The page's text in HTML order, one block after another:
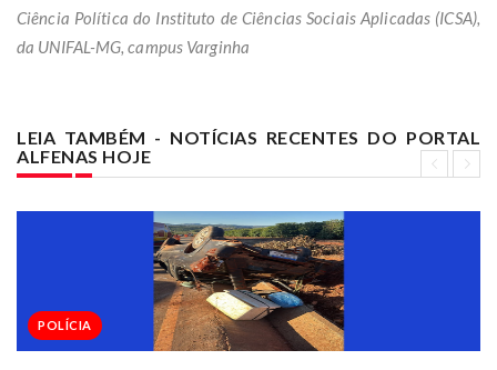
Ciência Política do Instituto de Ciências Sociais Aplicadas (ICSA),
da UNIFAL-MG, campus Varginha
LEIA TAMBÉM - NOTÍCIAS RECENTES DO PORTAL
ALFENAS HOJE
POLÍCIA